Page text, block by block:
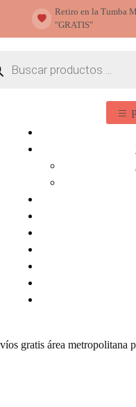
Retiro en la Tumba
"GRATIS"
gratis área metropolitana